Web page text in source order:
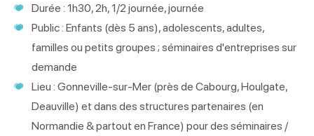
Durée : 1h30, 2h, 1/2 journée, journée
Public : Enfants (dès 5 ans), adolescents, adultes,
familles ou petits groupes ; séminaires d'entreprises sur
demande
Lieu : Gonneville-sur-Mer (près de Cabourg, Houlgate,
Deauville) et dans des structures partenaires (en
Normandie & partout en France) pour des séminaires /